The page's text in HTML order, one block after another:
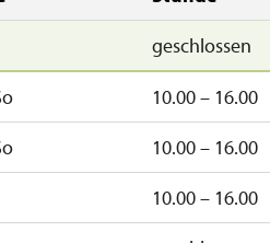
geschlossen
10.00 – 16.00
10.00 – 16.00
10.00 – 16.00